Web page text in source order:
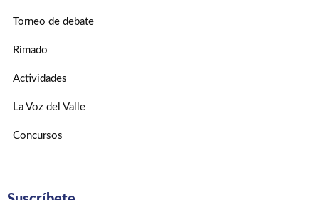
Torneo de debate
Rimado
Actividades
La Voz del Valle
Concursos